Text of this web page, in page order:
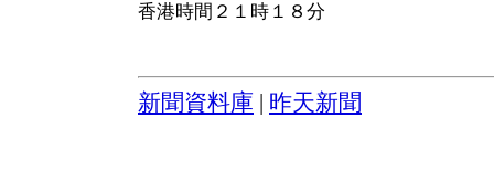
香港時間２１時１８分
新聞資料庫 昨天新聞